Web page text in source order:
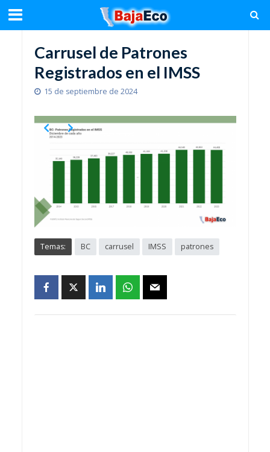
Carrusel de Patrones
Registrados en el IMSS
15 de septiembre de 2024
Slide 3 of 7
Temas: BC carrusel IMSS patrones